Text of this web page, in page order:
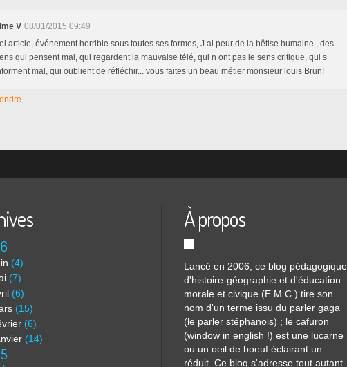
V 08/01/2015 09:49
article, événement horrible sous toutes ses formes,.J ai peur de la bêtise humaine , des
qui pensent mal, qui regardent la mauvaise télé, qui n ont pas le sens critique, qui s
mal, qui oublient de réfléchir... vous faites un beau métier monsieur louis Brun!
(4)
(7)
(6)
(15)
(6)
(14)
À propos
Lancé en 2006, ce blog pédagogique
d'histoire-géographie et d'éducation
morale et civique (E.M.C.) tire son
nom d'un terme issu du parler gaga
(le parler stéphanois) ; le cafuron
(window in english !) est une lucarne
ou un oeil de boeuf éclairant un
réduit. Ce blog s'adresse tout autant